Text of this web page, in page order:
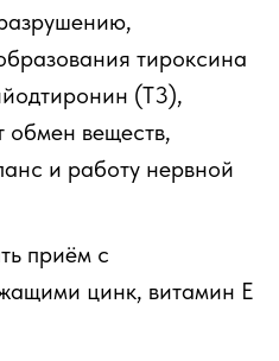
тироксина
(Т3),
обмен веществ,
и работу нервной
приём с
цинк, витамин Е